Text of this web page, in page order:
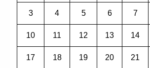
3 4 5 6 7
10 11 12 13 14
17 18 19 20 21